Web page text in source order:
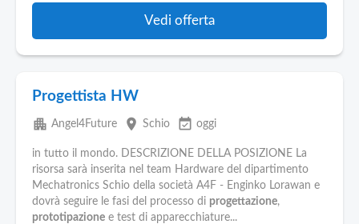
Vedi offerta
Progettista HW
apartment Angel4Future place Schio event_available oggi
in tutto il mondo. DESCRIZIONE DELLA POSIZIONE La
risorsa sarà inserita nel team Hardware del dipartimento
Mechatronics Schio della società A4F - Enginko Lorawan e
dovrà seguire le fasi del processo di progettazione,
prototipazione e test di apparecchiature...